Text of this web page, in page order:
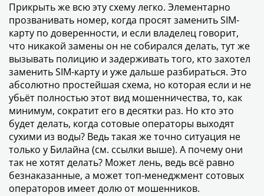
Прикрыть же всю эту схему легко. Элементарно
прозванивать номер, когда просят заменить SIM-
карту по доверенности, и если владелец говорит,
что никакой замены он не собирался делать, тут же
вызывать полицию и задерживать того, кто захотел
заменить SIM-карту и уже дальше разбираться. Это
абсолютно простейшая схема, но которая если и не
убьёт полностью этот вид мошенничества, то, как
минимум, сократит его в десятки раз. Но кто это
будет делать, когда сотовые операторы выходят
сухими из воды? Ведь такая же точно ситуация не
только у Билайна (см. ссылки выше). А почему они
так не хотят делать? Может лень, ведь всё равно
безнаказанные, а может топ-менеджмент сотовых
операторов имеет долю от мошенников.